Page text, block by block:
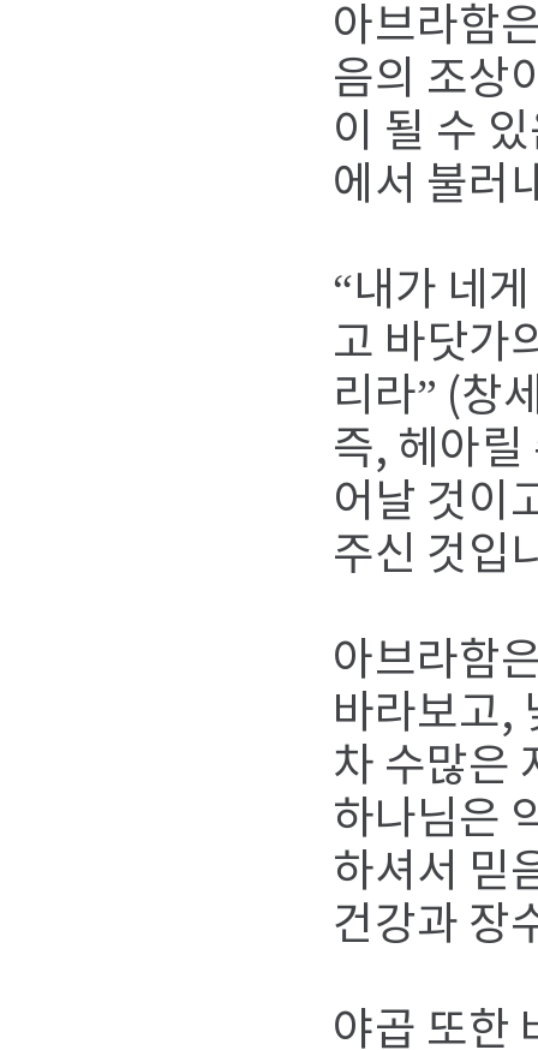
아브라함
음의 조상
이 될 수
에서 불러
“내가 네
고 바닷가
리라” (창
즉, 헤아릴
어날 것이
주신 것입
아브라함
바라보고,
차 수많은
하나님은
하셔서 믿
건강과 장
야곱 또한